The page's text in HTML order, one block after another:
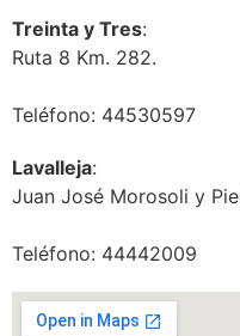
Treinta y Tres:
Ruta 8 Km. 282.
Teléfono: 44530597
Lavalleja:
Juan José Morosoli y
Teléfono: 44442009